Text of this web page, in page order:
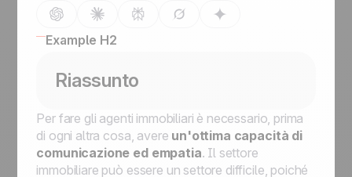
Example H2
Riassunto
Per fare gli agenti immobiliari è necessario, prima
di ogni altra cosa, avere un'ottima capacità di
comunicazione ed empatia. Il settore
immobiliare può essere un settore difficile, poiché